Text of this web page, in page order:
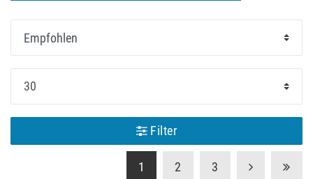
Filter
1 2 3